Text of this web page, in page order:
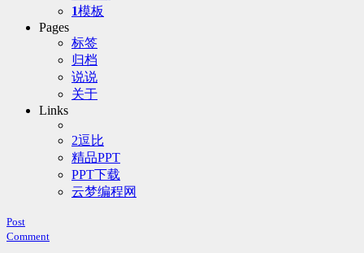
1模板
Pages
标签
归档
说说
关于
Links
2逗比
精品PPT
PPT下载
云梦编程网
Post
Comment